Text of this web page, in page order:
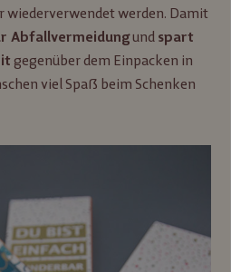
wiederverwendet werden. Damit
Abfallvermeidungund spart
gegenüber dem Einpacken in
viel Spaß beim Schenken